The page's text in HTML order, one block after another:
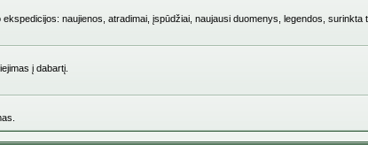
naujienos, atradimai, įspūdžiai, naujausi duomenys, legendos, surinkta
į dabartį.